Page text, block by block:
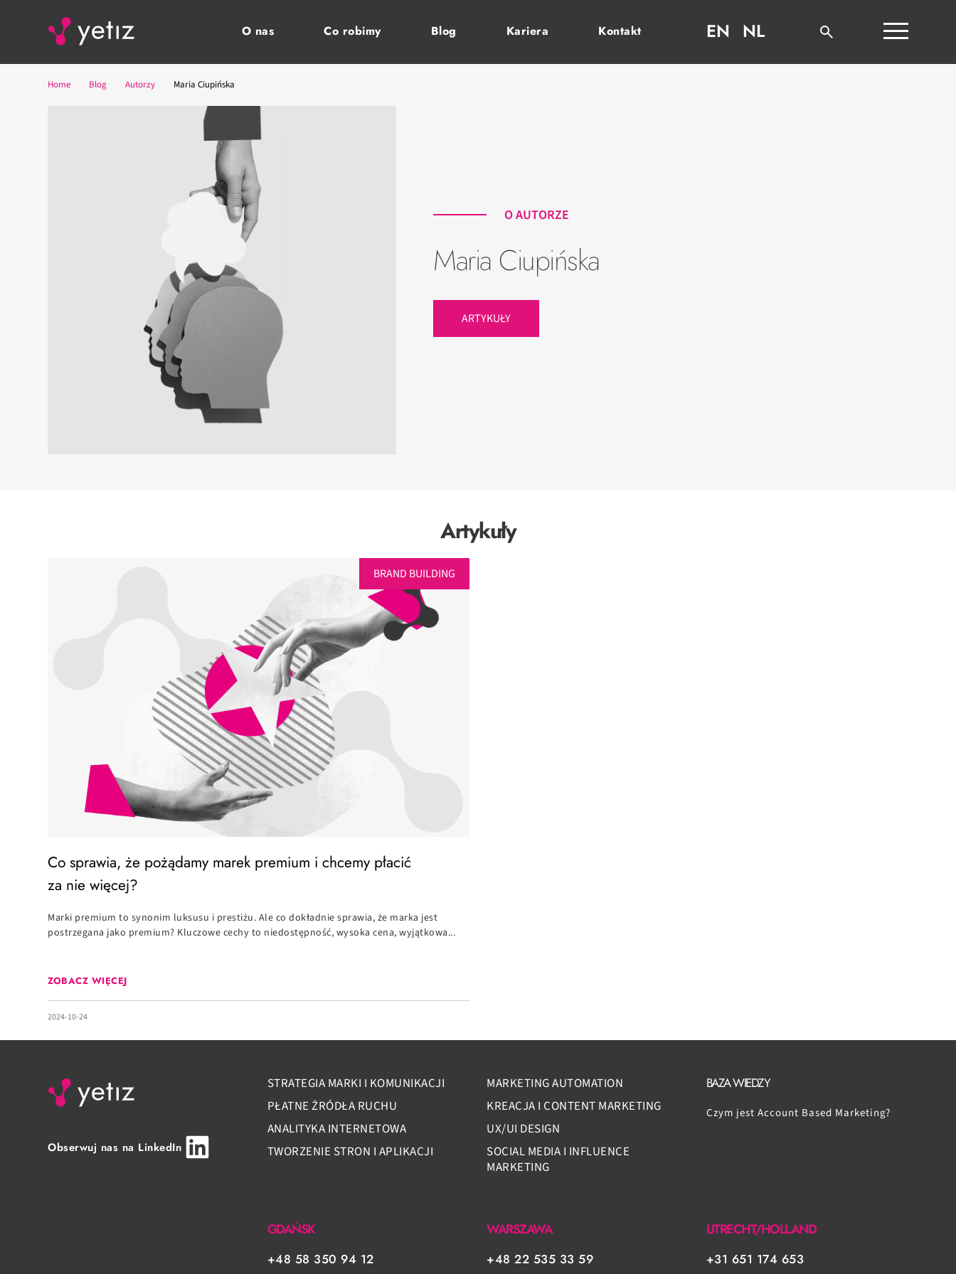
O nas Co robimy Blog Kariera Kontakt EN NL
Home Blog Autorzy Maria Ciupińska
O AUTORZE
Maria Ciupińska
ARTYKUŁY
Artykuły
BRAND BUILDING
Co sprawia, że pożądamy marek premium i chcemy płacić
za nie więcej?
Marki premium to synonim luksusu i prestiżu. Ale co dokładnie sprawia, że marka jest
postrzegana jako premium? Kluczowe cechy to niedostępność, wysoka cena, wyjątkowa...
ZOBACZ WIĘCEJ
2024-10-24
Obserwuj nas na LinkedIn
STRATEGIA MARKI I KOMUNIKACJI
PŁATNE ŻRÓDŁA RUCHU
ANALITYKA INTERNETOWA
TWORZENIE STRON I APLIKACJI
MARKETING AUTOMATION
KREACJA I CONTENT MARKETING
UX/UI DESIGN
SOCIAL MEDIA I INFLUENCE
MARKETING
BAZA WIEDZY
Czym jest Account Based Marketing?
GDAŃSK
+48 58 350 94 12
WARSZAWA
+48 22 535 33 59
UTRECHT/HOLLAND
+31 651 174 653